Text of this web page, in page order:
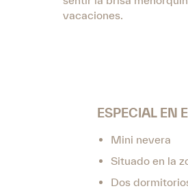
vacaciones.
ESPECIAL EN
Mini nevera
Situado en la
Dos